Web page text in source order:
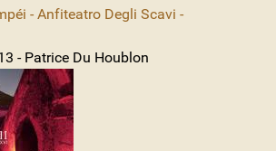
- Anfiteatro Degli Scavi -
- Patrice Du Houblon